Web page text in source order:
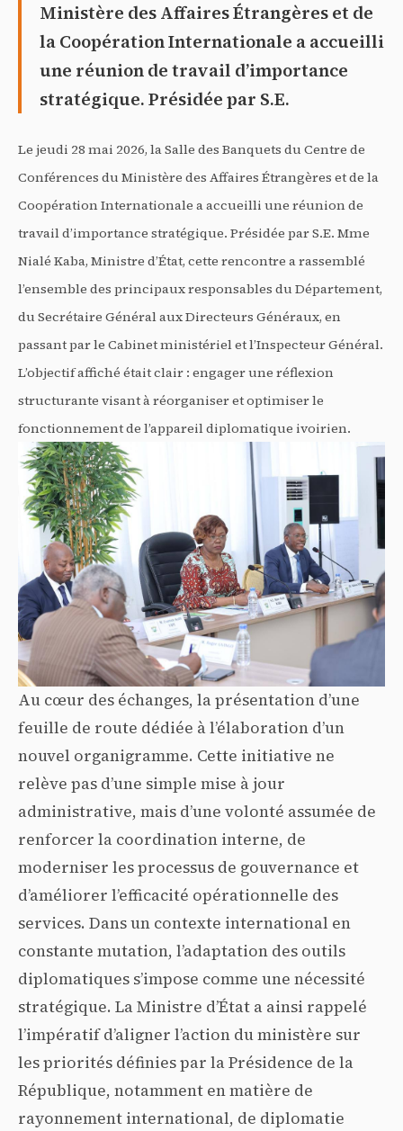
Ministère des Affaires Étrangères et de
la Coopération Internationale a accueilli
une réunion de travail d’importance
stratégique. Présidée par S.E.
Le jeudi 28 mai 2026, la Salle des Banquets du Centre de
Conférences du Ministère des Affaires Étrangères et de la
Coopération Internationale a accueilli une réunion de
travail d’importance stratégique. Présidée par S.E. Mme
Nialé Kaba, Ministre d’État, cette rencontre a rassemblé
l’ensemble des principaux responsables du Département,
du Secrétaire Général aux Directeurs Généraux, en
passant par le Cabinet ministériel et l’Inspecteur Général.
L’objectif affiché était clair : engager une réflexion
structurante visant à réorganiser et optimiser le
fonctionnement de l’appareil diplomatique ivoirien.
Au cœur des échanges, la présentation d’une
feuille de route dédiée à l’élaboration d’un
nouvel organigramme. Cette initiative ne
relève pas d’une simple mise à jour
administrative, mais d’une volonté assumée de
renforcer la coordination interne, de
moderniser les processus de gouvernance et
d’améliorer l’efficacité opérationnelle des
services. Dans un contexte international en
constante mutation, l’adaptation des outils
diplomatiques s’impose comme une nécessité
stratégique. La Ministre d’État a ainsi rappelé
l’impératif d’aligner l’action du ministère sur
les priorités définies par la Présidence de la
République, notamment en matière de
rayonnement international, de diplomatie